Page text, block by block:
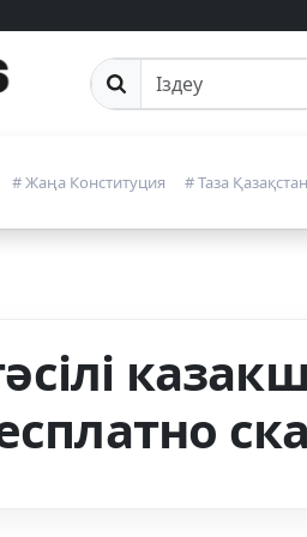
Сайттан іздеу
# Жаңа Конституция # Таза Қазақстан